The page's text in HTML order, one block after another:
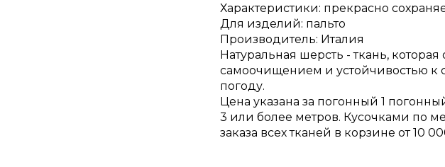
Характеристики: прекрасно
Для изделий: пальто
Производитель: Италия
Натуральная шерсть - ткань,
самоочищением и устойчивостью к
погоду.
Цена указана за погонный 1
3 или более метров. Кусочками по
заказа всех тканей в корзине от 10